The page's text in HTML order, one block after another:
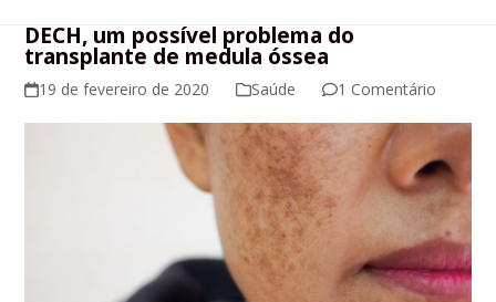
DECH, um possível problema do
transplante de medula óssea
19 de fevereiro de 2020 Saúde 1 Comentário